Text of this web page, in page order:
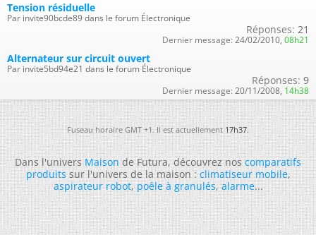
Tension résiduelle
Par invite90bcde89 dans le forum Électronique
Réponses: 21
Dernier message: 24/02/2010, 08h21
Alternateur sur circuit ouvert
Par invite5bd94e21 dans le forum Électronique
Réponses: 9
Dernier message: 20/11/2008, 14h38
Fuseau horaire GMT +1. Il est actuellement17h37.
Dans l'universMaisonde Futura, découvrez noscomparatifs
produitssur l'univers de la maison :climatiseur mobile,
aspirateur robot,poêle à granulés,alarme...